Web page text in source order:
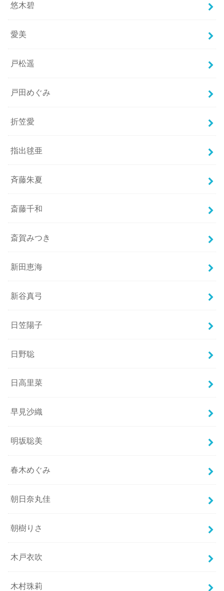
悠木碧
愛美
戸松遥
戸田めぐみ
折笠愛
指出毬亜
斉藤朱夏
斎藤千和
斎賀みつき
新田恵海
新谷真弓
日笠陽子
日野聡
日高里菜
早見沙織
明坂聡美
春木めぐみ
朝日奈丸佳
朝樹りさ
木戸衣吹
木村珠莉